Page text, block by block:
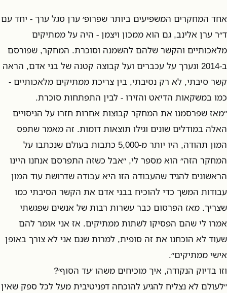
אחד המחקרים המשפיעים ביותר שפרופ׳ ערן סגל ערך - יחד עם
ד״ר ערן אלינב, גם הוא ממכון ויצמן - היה על ממתיקים
מלאכותיים והקשר שלהם להשמנה וסוכרת. המחקר, שפורסם
ב-2014 ונערך על עכברים ועל קבוצה קטנה של בני אדם, הראה
קשר סיבתי, לא רק נסיבתי, בין צריכת ממתיקים מלאכותיים -
כמו במשקאות הדיאט והזירו - לבין התפתחות סוכרת.
״מאז שפרסמנו את המחקר קבוצות אחרות חזרו על הניסויים
האלה במודלים שונים וגילו תוצאות דומות. זה מאמר שתפס
המון תהודה, היו יותר מ-5,000 כתבות בעולם שנכתבו על
המחקר הזה״ הוא מספר לי, ״אבל כשזה התפרסם אנחנו היינו
הראשונים להגיד שהעבודה הזו היא עבודה שדרושת עוד המון
עבודות המשך כדי להוכיח בבני אדם את הקשר הסיבתי כמו
שצריך. מאז הפרסום כבר עשרות רבות של אנשים שפגשתי
אמרו לי שהם הפסיקו לשתות ממתיקים. אז אני אומר להם
שעוד לא הוכחנו את זה סופית, למרות שגם אני לא צורך באופן
אישי ממתיקים״.
וזו בדיוק הנקודה, איך מוכיחים משהו ׳עד הסוף׳?
״לעולם לא נצליח להגיע להוכחה דפניטיבית מעל לכל ספק שאין